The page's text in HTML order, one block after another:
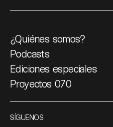
¿Quiénes somos?
Podcasts
Ediciones especiales
Proyectos 070
SÍGUENOS